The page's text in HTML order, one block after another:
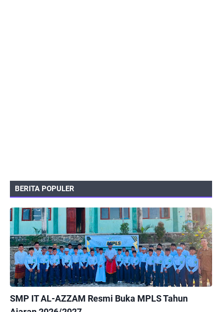
BERITA POPULER
SMP IT AL-AZZAM Resmi Buka MPLS Tahun